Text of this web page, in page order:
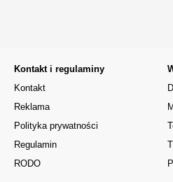
Kontakt i regulaminy
Kontakt
Reklama
Polityka prywatności
Regulamin
RODO